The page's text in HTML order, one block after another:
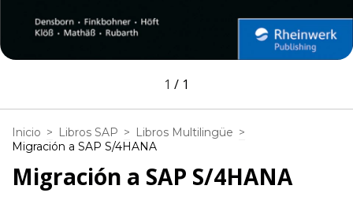
1 / 1
Inicio > Libros SAP > Libros Multilingüe >
Migración a SAP S/4HANA
Migración a SAP S/4HANA